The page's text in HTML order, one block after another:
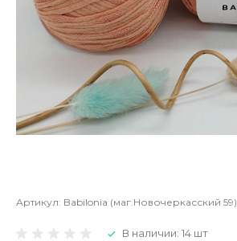
Артикул: Babilonia (маг.Новочеркасский 59)
В наличии: 14 шт